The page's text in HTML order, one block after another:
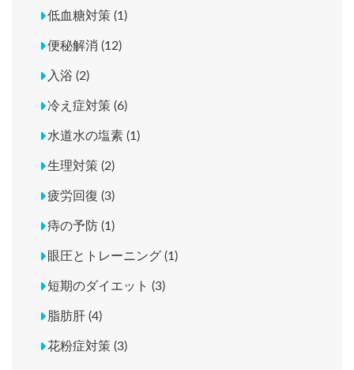
低血糖対策 (1)
便秘解消 (12)
入浴 (2)
冷え症対策 (6)
水道水の塩素 (1)
生理対策 (2)
疲労回復 (3)
痔の予防 (1)
眼圧とトレーニング (1)
短期のダイエット (3)
脂肪肝 (4)
花粉症対策 (3)